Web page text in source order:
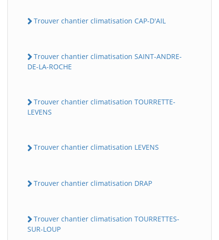
Trouver chantier climatisation CAP-D'AIL
Trouver chantier climatisation SAINT-ANDRE-
DE-LA-ROCHE
Trouver chantier climatisation TOURRETTE-
LEVENS
Trouver chantier climatisation LEVENS
Trouver chantier climatisation DRAP
Trouver chantier climatisation TOURRETTES-
SUR-LOUP